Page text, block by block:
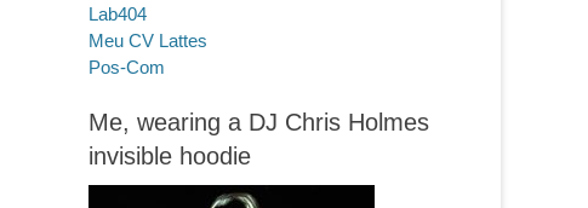
Lab404
Meu CV Lattes
Pos-Com
Me, wearing a DJ Chris Holmes
invisible hoodie